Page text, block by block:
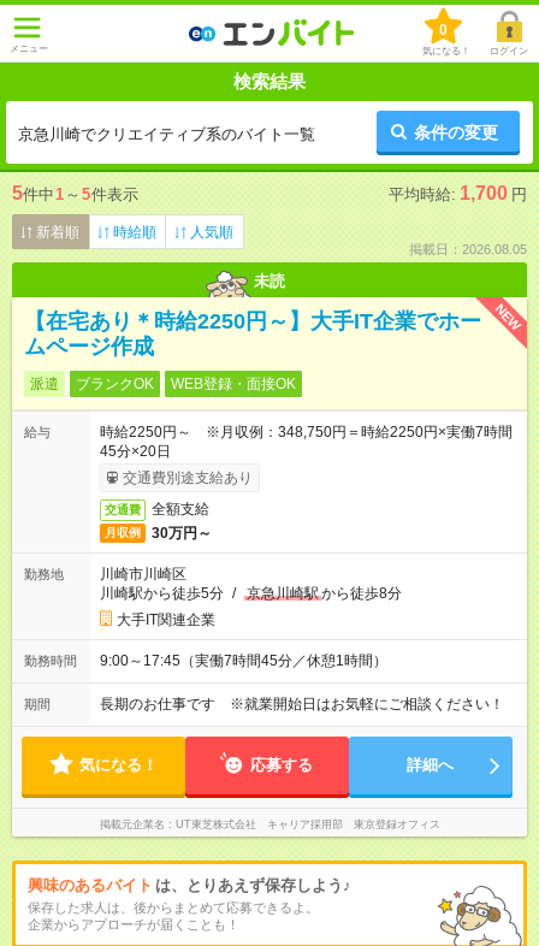
メニュー
0
気になる！ ログイン
検索結果
京急川崎でクリエイティブ系のバイト一覧 条件の変更
5件中1 ～ 5件表示 平均時給: 1,700 円
新着順 時給順 人気順
掲載日：2026.08.05
未読
NEW
【在宅あり＊時給2250円～】大手IT企業でホー
ムページ作成
派遣 ブランクOK WEB登録・面接OK
給与
時給2250円～ ※月収例：348,750円＝時給2250円×実働7時間
45分×20日
交通費別途支給あり
交通費 全額支給
月収例 30万円～
勤務地
川崎市川崎区
川崎駅から徒歩5分 / 京急川崎駅から徒歩8分
大手IT関連企業
勤務時間 9:00～17:45（実働7時間45分／休憩1時間）
期間 長期のお仕事です ※就業開始日はお気軽にご相談ください！
気になる！ 応募する 詳細へ
掲載元企業名 UT東芝株式会社 キャリア採用部 東京登録オフィス
興味のあるバイト は、とりあえず保存しよう♪
保存した求人は、後からまとめて応募できるよ。
企業からアプローチが届くことも！